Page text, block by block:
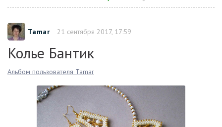
Tamar 21 сентября 2017, 17:59
Колье Бантик
Альбом пользователя Tamar